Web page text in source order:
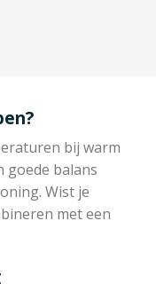
bij warm
goede balans
Wist je
met een